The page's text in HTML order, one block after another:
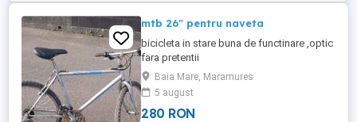
mtb 26" pentru naveta
bicicleta in stare buna de functinare ,optic
fara pretentii
Baia Mare, Maramures
5 august
280 RON